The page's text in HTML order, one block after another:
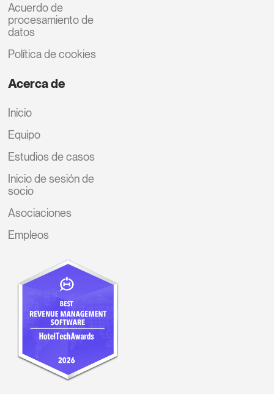
Acuerdo de
procesamiento de
datos
Política de cookies
Acerca de
Inicio
Equipo
Estudios de casos
Inicio de sesión de
socio
Asociaciones
Empleos